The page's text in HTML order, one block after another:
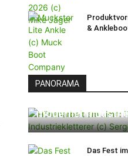
&
PANORAMA
moderner
Das Fest